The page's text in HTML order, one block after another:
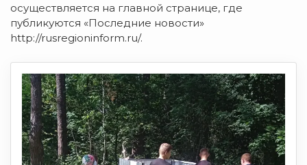
осуществляется на главной странице, где
публикуются «Последние новости»
http://rusregioninform.ru/.